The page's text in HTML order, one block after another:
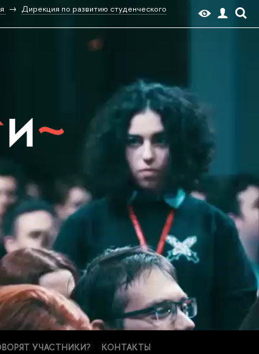
Дирекция по развитию студенческого
УЧАСТНИКИ? КОНТАКТЫ